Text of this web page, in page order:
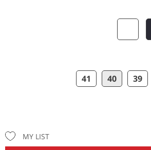
39
40
41
MY LIST